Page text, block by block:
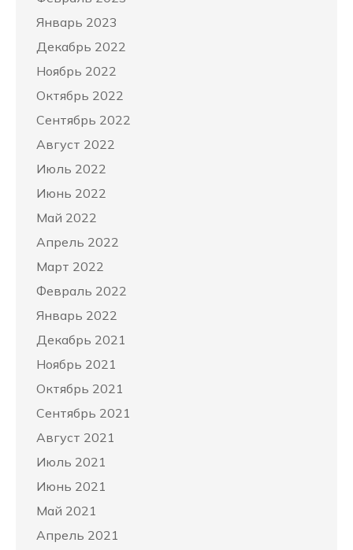
Январь 2023
Декабрь 2022
Ноябрь 2022
Октябрь 2022
Сентябрь 2022
Август 2022
Июль 2022
Июнь 2022
Май 2022
Апрель 2022
Март 2022
Февраль 2022
Январь 2022
Декабрь 2021
Ноябрь 2021
Октябрь 2021
Сентябрь 2021
Август 2021
Июль 2021
Июнь 2021
Май 2021
Апрель 2021